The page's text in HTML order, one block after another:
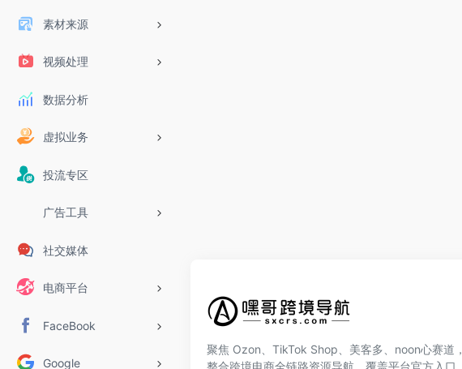
素材来源
视频处理
数据分析
虚拟业务
投流专区
广告工具
社交媒体
电商平台
FaceBook
Google
聚焦 Ozon、TikTok Shop、美客多、noon心赛道，
整合跨境电商全链路资源导航，覆盖平台官方入口、